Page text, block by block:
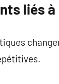
liés